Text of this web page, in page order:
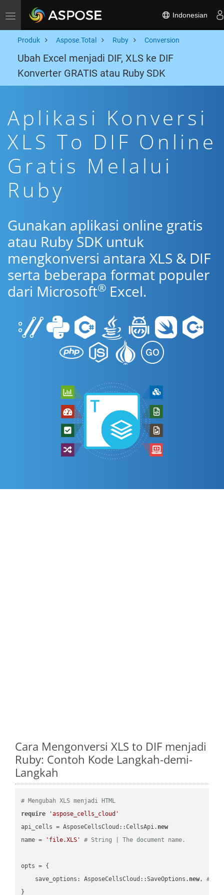
Toggle navigation Indonesian
Produk Aspose.Total Ruby Conversion
Ubah Excel menjadi DIF, XLS ke DIF
Konverter GRATIS atau Ruby SDK
Aplikasi Konversi
XLS To DIF Online
Gratis Melalui
Ruby
Gunakan aplikasi online gratis
atau Ruby SDK untuk
mengkonversi antara XLS & DIF
serta beberapa format populer
dari Microsoft® Excel.
Cara Mengonversi XLS to DIF menjadi
Ruby: Contoh Kode Langkah-demi-
Langkah
# Mengubah XLS menjadi HTML
require
'aspose_cells_cloud'
api_cells = AsposeCellsCloud::CellsApi. new
name =
'file.XLS' # String | The document name.
opts = {
    save_options: AsposeCellsCloud::SaveOptions.
new, #
}